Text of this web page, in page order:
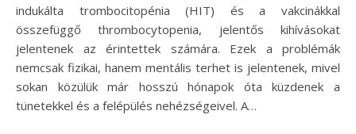
indukálta trombocitopénia (HIT) és a vakcinákkal
összefüggő thrombocytopenia, jelentős kihívásokat
jelentenek az érintettek számára. Ezek a problémák
nemcsak fizikai, hanem mentális terhet is jelentenek, mivel
sokan közülük már hosszú hónapok óta küzdenek a
tünetekkel és a felépülés nehézségeivel. A…